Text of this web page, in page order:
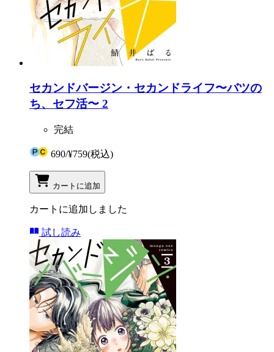
セカンドバージン・セカンドライフ〜バツの
ち、セフ活〜 2
完結
690/¥759(税込)
カートに追加
カートに追加しました
試し読み